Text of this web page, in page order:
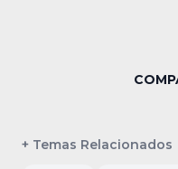
+ Temas Relacionados